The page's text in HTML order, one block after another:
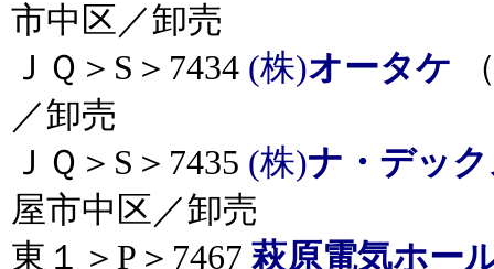
市中区／卸売
ＪＱ＞S＞7434 (株)オータケ
／卸売
ＪＱ＞S＞7435 (株)ナ・デッ
屋市中区／卸売
東１＞P＞7467 萩原電気ホー